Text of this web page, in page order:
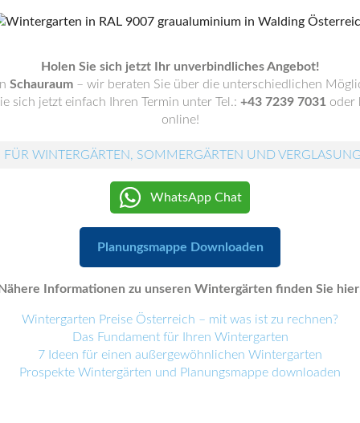
Holen Sie sich jetzt Ihr unverbindliches Angebot!
Schauraum – wir beraten Sie über die unterschiedlichen
sich jetzt einfach Ihren Termin unter Tel.: +43 7239 7031 oder
online!
WINTERGÄRTEN, SOMMERGÄRTEN UND
WhatsApp Chat
Planungsmappe Downloaden
Informationen zu unseren Wintergärten finden Sie
Wintergarten Preise Österreich – mit was ist zu rechnen?
Das Fundament für Ihren Wintergarten
7 Ideen für einen außergewöhnlichen Wintergarten
Prospekte Wintergärten und Planungsmappe downloaden